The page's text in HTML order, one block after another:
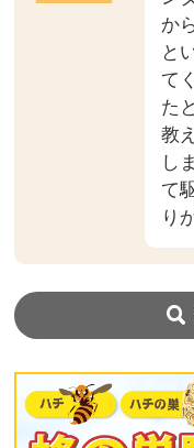
か
と
て
た
教
し
て
り